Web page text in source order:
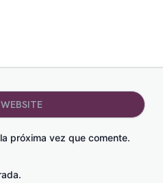
próxima vez que comente.